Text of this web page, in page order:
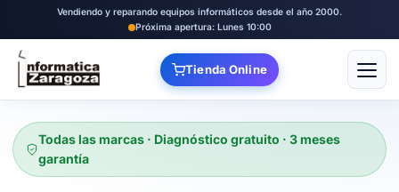
Vendiendo y reparando equipos informáticos desde el año 2000.
Próxima apertura: Lunes 10:00
Tienda Online Abrir
Todas las marcas · Diagnóstico gratuito · 3 meses
garantía